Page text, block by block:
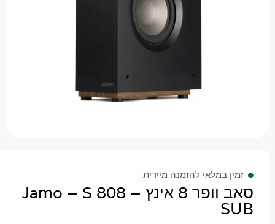
במלאי להזמנה מיידית
סאב וופר 8 אינץ – Jamo – S 808